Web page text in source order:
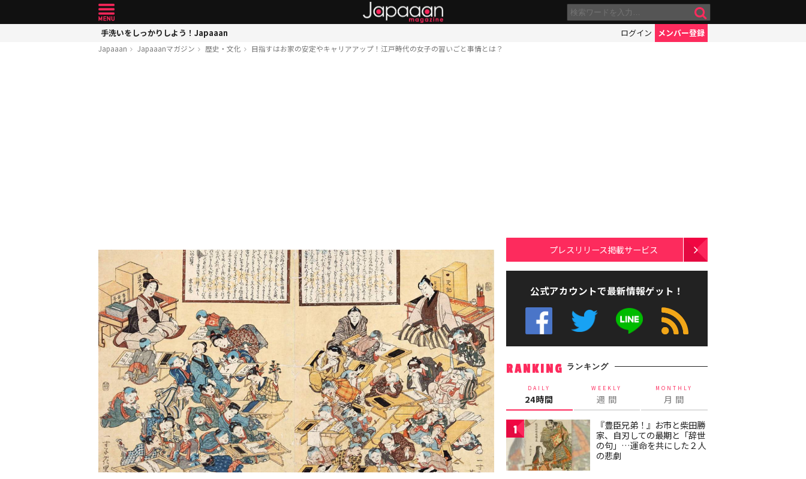
手洗いをしっかりしよう！Japaaan ログイン メンバー登録
Japaaan Japaaanマガジン 歴史・文化 目指すはお家の安定やキャリアアップ！江戸時代の女子の習いごと事情とは？
プレスリリース掲載サービス
公式アカウントで最新情報ゲット！
RANKING ランキング
DAILY
24時間
WEEKLY
週 間
MONTHLY
月 間
1
『豊臣兄弟！』お市と柴田勝
家、自刃しての最期と「辞世
の句」…運命を共にした２人
の悲劇